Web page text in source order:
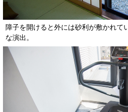
障子を開けると外には砂利が敷かれて
な演出。